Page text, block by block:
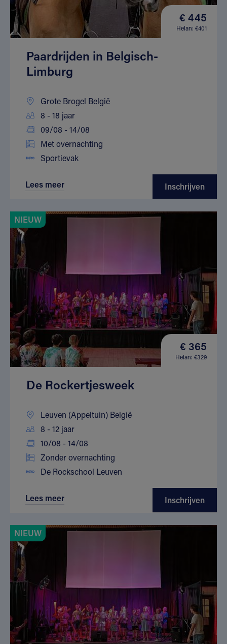
€ 445
Helan: €401
Paardrijden in Belgisch-
Limburg
Grote Brogel België
8 - 18 jaar
09/08 - 14/08
Met overnachting
Sportievak
Lees meer Inschrijven
NIEUW
€ 365
Helan: €329
De Rockertjesweek
Leuven (Appeltuin) België
8 - 12 jaar
10/08 - 14/08
Zonder overnachting
De Rockschool Leuven
Lees meer Inschrijven
NIEUW